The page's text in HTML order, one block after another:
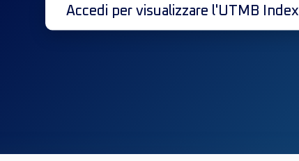
Accedi per visualizzare l'UTMB Index